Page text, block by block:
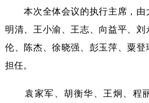
本次全体会议的执行主席，由
明清、王小渝、王志、向益平、
伦、陈杰、徐晓强、彭玉萍、粟
担任。
袁家军、胡衡华、王炯、程